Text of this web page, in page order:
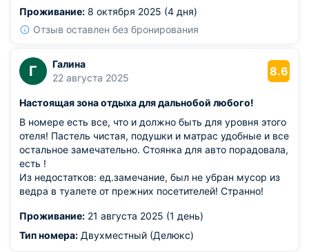
Проживание: 8 октября 2025 (4 дня)
Отзыв оставлен без бронирования
Г
Галина
22 августа 2025
8.6
Настоящая зона отдыха для дальнобой любого!
В номере есть все, что и должно быть для уровня этого
отеля! Пастель чистая, подушки и матрас удобные и все
остальное замечательно. Стоянка для авто порадовала,
есть !
Из недостатков: ед.замечание, был не убран мусор из
ведра в туалете от прежних посетителей! Странно!
Проживание: 21 августа 2025 (1 день)
Тип номера: Двухместный (Делюкс)